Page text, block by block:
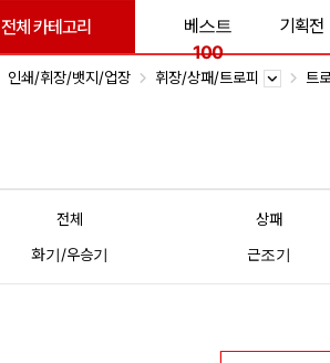
전체 카테고리
베스트
100
기획전
인쇄/휘장/뱃지/업장 휘장/상패/트로피 트
전체
상패
화기/우승기
근조기